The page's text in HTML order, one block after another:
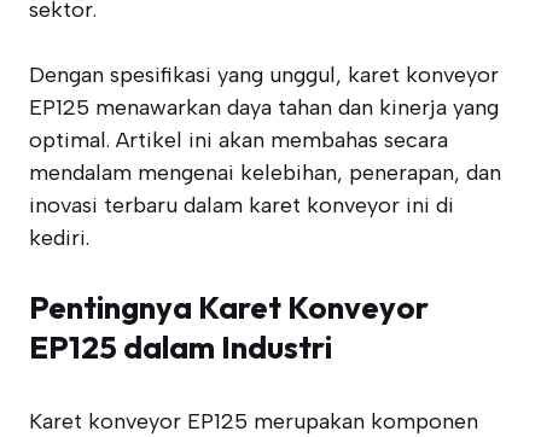
sektor.
Dengan spesifikasi yang unggul, karet konveyor
EP125 menawarkan daya tahan dan kinerja yang
optimal. Artikel ini akan membahas secara
mendalam mengenai kelebihan, penerapan, dan
inovasi terbaru dalam karet konveyor ini di
kediri.
Pentingnya Karet Konveyor
EP125 dalam Industri
Karet konveyor EP125 merupakan komponen